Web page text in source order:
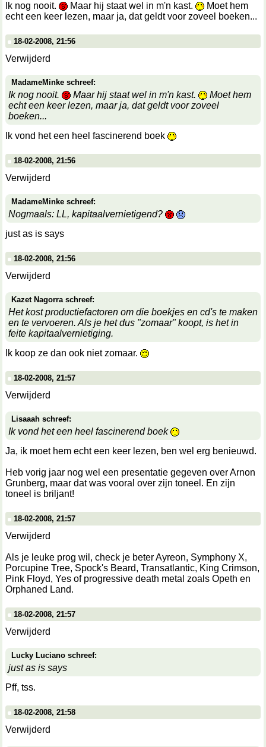
Ik nog nooit.
Maar hij staat wel in m'n kast.
Moet hem
echt een keer lezen, maar ja, dat geldt voor zoveel boeken...
18-02-2008, 21:56
Verwijderd
MadameMinke schreef:
Ik nog nooit. Maar hij staat wel in m'n kast.
Moet hem
echt een keer lezen, maar ja, dat geldt voor zoveel
boeken...
Ik vond het een heel fascinerend boek
18-02-2008, 21:56
Verwijderd
MadameMinke schreef:
Nogmaals: LL, kapitaalvernietigend?
just as is says
18-02-2008, 21:56
Verwijderd
Kazet Nagorra schreef:
Het kost productiefactoren om die boekjes en cd's te maken
en te vervoeren. Als je het dus "zomaar" koopt, is het in
feite kapitaalvernietiging.
Ik koop ze dan ook niet zomaar.
18-02-2008, 21:57
Verwijderd
Lisaaah schreef:
Ik vond het een heel fascinerend boek
Ja, ik moet hem echt een keer lezen, ben wel erg benieuwd.
Heb vorig jaar nog wel een presentatie gegeven over Arnon
Grunberg, maar dat was vooral over zijn toneel. En zijn
toneel is briljant!
18-02-2008, 21:57
Verwijderd
Als je leuke prog wil, check je beter Ayreon, Symphony X,
Porcupine Tree, Spock's Beard, Transatlantic, King Crimson,
Pink Floyd, Yes of progressive death metal zoals Opeth en
Orphaned Land.
18-02-2008, 21:57
Verwijderd
Lucky Luciano schreef:
just as is says
Pff, tss.
18-02-2008, 21:58
Verwijderd